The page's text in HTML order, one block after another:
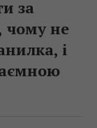
за
чому не
і